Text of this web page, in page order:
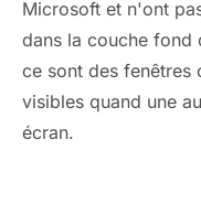
Microsoft et n'ont
dans la couche fond
ce sont des fenêtres
visibles quand une
écran.